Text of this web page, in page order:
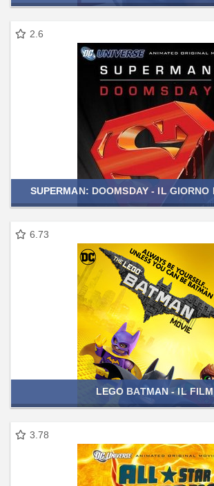
2.6
SUPERMAN: DOOMSDAY - IL GIORNO
6.73
LEGO BATMAN - IL FILM
3.78